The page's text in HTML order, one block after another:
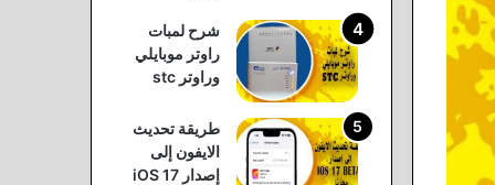
شرح لمبات
راوتر موبايلي
وراوتر stc
طريقة تحديث
الايفون إلى
إصدار iOS 17